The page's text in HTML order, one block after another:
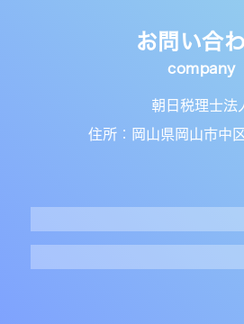
お問い合
朝日税理士法
住所：岡山県岡山市中